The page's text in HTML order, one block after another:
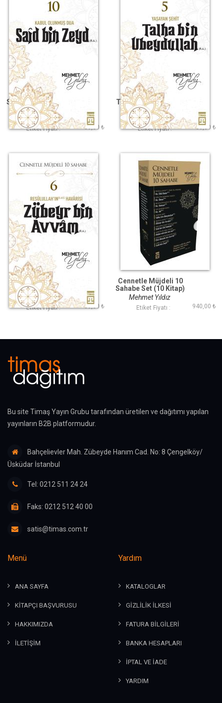
Said Bin Zeyd (R.A.)
Mehmet Yıldız
Etiket Fiyatı : 80,00 ₺
Talha Bin Ubeydullah
(R.A.)
Mehmet Yıldız
Etiket Fiyatı : 80,00 ₺
Zübeyr Bin Avvam
(R.A.)
Mehmet Yıldız
Etiket Fiyatı : 80,00 ₺
Cennetle Müjdeli 10
Sahabe Set (10 Kitap)
Mehmet Yıldız
Etiket Fiyatı : 940,00 ₺
Bu site Timaş Yayın Grubu tarafından üretilen ve dağıtımı yapılan
yayınların B2B platformudur.
Bahçelievler Mah. Zübeyde Hanım Cad. No: 8 Çengelköy/
Üsküdar İstanbul
Tel: 0212 511 24 24
Faks: 0212 512 40 00
satis@timas.com.tr
Menü
ANA SAYFA
KİTAPÇI BAŞVURUSU
HAKKIMIZDA
İLETİŞİM
Yardım
KATALOGLAR
GİZLİLİK İLKESİ
FATURA BİLGİLERİ
BANKA HESAPLARI
İPTAL VE İADE
YARDIM